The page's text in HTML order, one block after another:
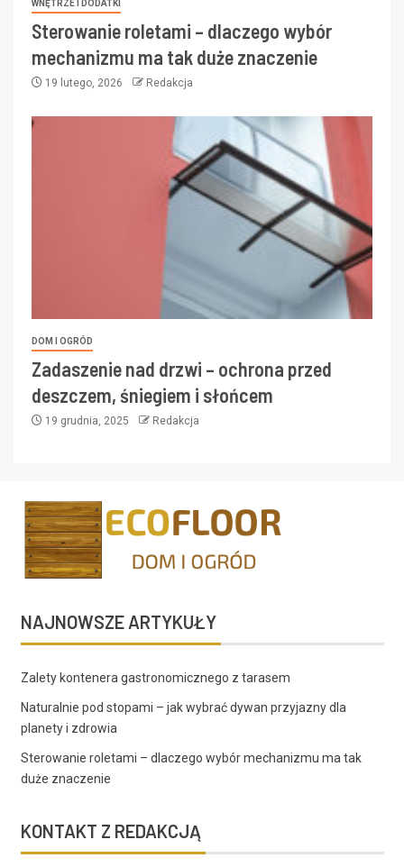
WNĘTRZE I DODATKI
Sterowanie roletami – dlaczego wybór
mechanizmu ma tak duże znaczenie
19 lutego, 2026 Redakcja
DOM I OGRÓD
Zadaszenie nad drzwi – ochrona przed
deszczem, śniegiem i słońcem
19 grudnia, 2025 Redakcja
NAJNOWSZE ARTYKUŁY
Zalety kontenera gastronomicznego z tarasem
Naturalnie pod stopami – jak wybrać dywan przyjazny dla
planety i zdrowia
Sterowanie roletami – dlaczego wybór mechanizmu ma tak
duże znaczenie
KONTAKT Z REDAKCJĄ